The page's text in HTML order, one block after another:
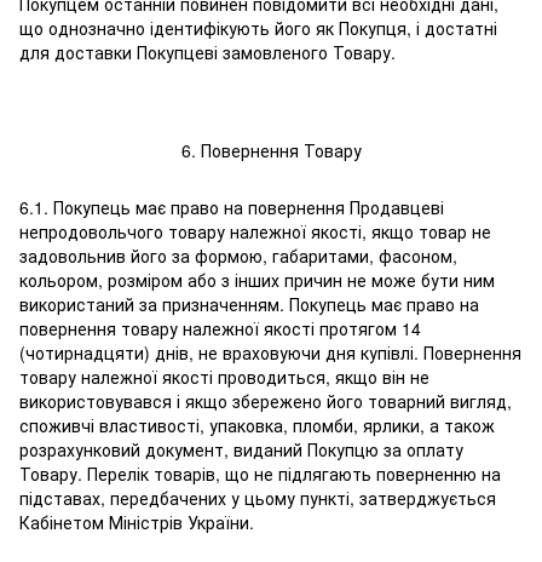
що однозначно ідентифікують його як Покупця, і достатні
для доставки Покупцеві замовленого Товару.
6. Повернення Товару
6.1. Покупець має право на повернення Продавцеві
непродовольчого товару належної якості, якщо товар не
задовольнив його за формою, габаритами, фасоном,
кольором, розміром або з інших причин не може бути ним
використаний за призначенням. Покупець має право на
повернення товару належної якості протягом 14
(чотирнадцяти) днів, не враховуючи дня купівлі. Повернення
товару належної якості проводиться, якщо він не
використовувався і якщо збережено його товарний вигляд,
споживчі властивості, упаковка, пломби, ярлики, а також
розрахунковий документ, виданий Покупцю за оплату
Товару. Перелік товарів, що не підлягають поверненню на
підставах, передбачених у цьому пункті, затверджується
Кабінетом Міністрів України.